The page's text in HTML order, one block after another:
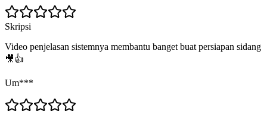
Skripsi
Video penjelasan sistemnya membantu banget buat persiapan sidang
🎥👍
Um***